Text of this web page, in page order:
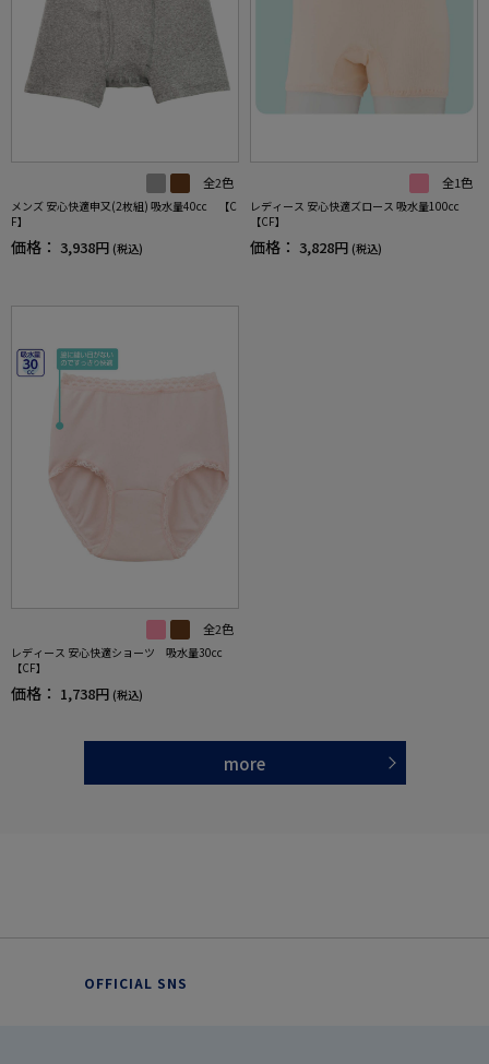
全2色
メンズ 安心快適申又(2枚組) 吸水量40cc 【C
F】
価格： 3,938円 (税込)
全1色
レディース 安心快適ズロース 吸水量100cc
【CF】
価格： 3,828円 (税込)
全2色
レディース 安心快適ショーツ 吸水量30cc
【CF】
価格： 1,738円 (税込)
more
OFFICIAL SNS